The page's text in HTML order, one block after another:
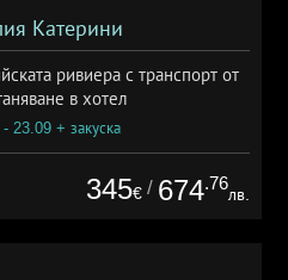
Катерини
ривиера с транспорт от
в хотел
23.09 + закуска
345€ / 674.76
лв.